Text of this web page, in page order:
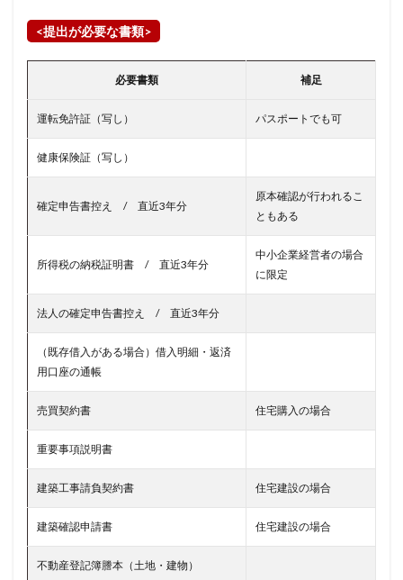
<提出が必要な書類>
必要書類 補足
運転免許証（写し） パスポートでも可
健康保険証（写し）
確定申告書控え / 直近3年分
原本確認が行われるこ
ともある
所得税の納税証明書 / 直近3年分
中小企業経営者の場合
に限定
法人の確定申告書控え / 直近3年分
（既存借入がある場合）借入明細・返済
用口座の通帳
売買契約書 住宅購入の場合
重要事項説明書
建築工事請負契約書 住宅建設の場合
建築確認申請書 住宅建設の場合
不動産登記簿謄本（土地・建物）